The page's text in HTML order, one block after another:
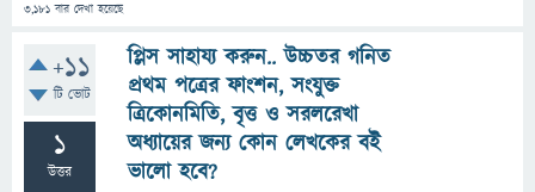
3,181 বার দেখা হয়েছে
+11
টি ভোট
1
উত্তর
প্লিস সাহায্য করুন.. উচ্চতর গনিত
প্রথম পত্রের ফাংশন, সংযুক্ত
ত্রিকোনমিতি, বৃত্ত ও সরলরেখা
অধ্যায়ের জন্য কোন লেখকের বই
ভালো হবে?